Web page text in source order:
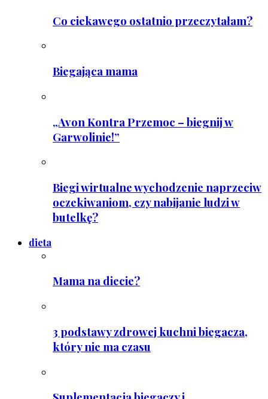
Co ciekawego ostatnio przeczytałam?
Biegająca mama
„Avon Kontra Przemoc – biegnij w
Garwolinie!”
Biegi wirtualne wychodzenie naprzeciw
oczekiwaniom, czy nabijanie ludzi w
butelkę?
dieta
Mama na diecie?
3 podstawy zdrowej kuchni biegacza,
który nie ma czasu